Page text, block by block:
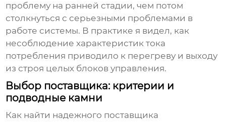
проблему на ранней стадии, чем потом
столкнуться с серьезными проблемами в
работе системы. В практике я видел, как
несоблюдение характеристик тока
потребления приводило к перегреву и выходу
из строя целых блоков управления.
Выбор поставщика: критерии и
подводные камни
Как найти надежного поставщика